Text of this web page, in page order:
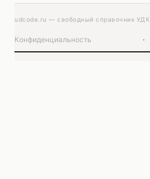
udcode.ru — свободный справочник УДК
Конфиденциальность ·